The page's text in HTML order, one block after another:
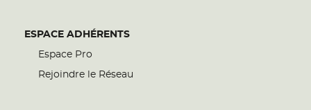
ESPACE ADHÉRENTS
Espace Pro
Rejoindre le Réseau